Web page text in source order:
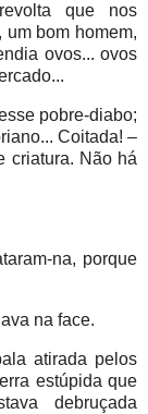
que nos
bom homem,
ovos... ovos
pobre-diabo;
Coitada! –
criatura. Não há
na, porque
na face.
atirada pelos
estúpida que
debruçada